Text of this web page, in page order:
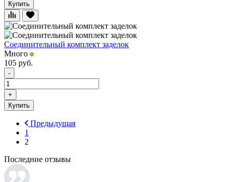
Купить
Соединительный комплект заделок
Много
105 руб.
-
+
Купить
Предыдущая
1
2
Последние отзывы